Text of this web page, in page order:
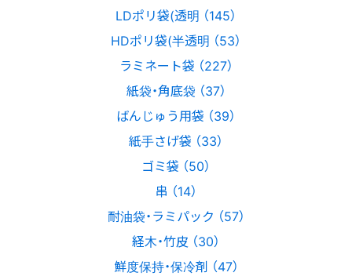
LDポリ袋(透明 （145）
HDポリ袋(半透明 （53）
ラミネート袋 （227）
紙袋・角底袋 （37）
ばんじゅう用袋 （39）
紙手さげ袋 （33）
ゴミ袋 （50）
串 （14）
耐油袋・ラミパック （57）
経木・竹皮 （30）
鮮度保持・保冷剤 （47）